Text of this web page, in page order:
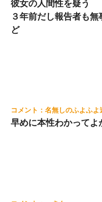
彼女の人間性を疑う
３年前だし報告者も
ど
名無しのふよふよ
早めに本性わかってよ